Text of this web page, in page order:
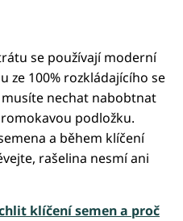
se používají moderní
ze 100% rozkládajícího se
nechat nabobtnat
podložku.
a během klíčení
rašelina nesmí ani
klíčení semen a proč